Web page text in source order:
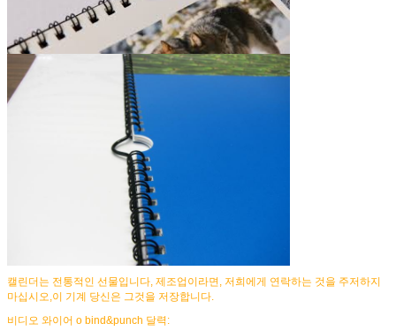
캘린더는 전통적인 선물입니다, 제조업이라면, 저희에게 연락하는 것을 주저하지
마십시오,이 기계 당신은 그것을 저장합니다.
비디오 와이어 o bind&punch 달력: